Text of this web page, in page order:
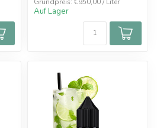
Auf Lager